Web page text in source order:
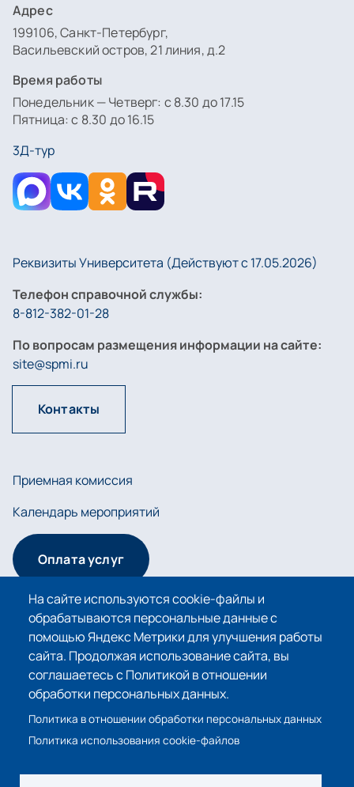
На сайте используются cookie-файлы и
обрабатываются персональные данные с
помощью Яндекс Метрики для улучшения работы
сайта. Продолжая использование сайта, вы
соглашаетесь с Политикой в отношении
обработки персональных данных.
Политика в отношении обработки персональных данных
Политика использования cookie-файлов
Адрес
199106, Санкт-Петербург,
Васильевский остров, 21 линия, д.2
Время работы
Понедельник — Четверг: с 8.30 до 17.15
Пятница: с 8.30 до 16.15
3Д-тур
Реквизиты Университета (Действуют с 17.05.2026)
Телефон справочной службы:
8-812-382-01-28
По вопросам размещения информации на сайте:
site@spmi.ru
Контакты
Приемная комиссия
Календарь мероприятий
Оплата услуг
Сведения об образовательной организации
Политика в отношении обработки персональных
данных
Политика использования cookie-файлов